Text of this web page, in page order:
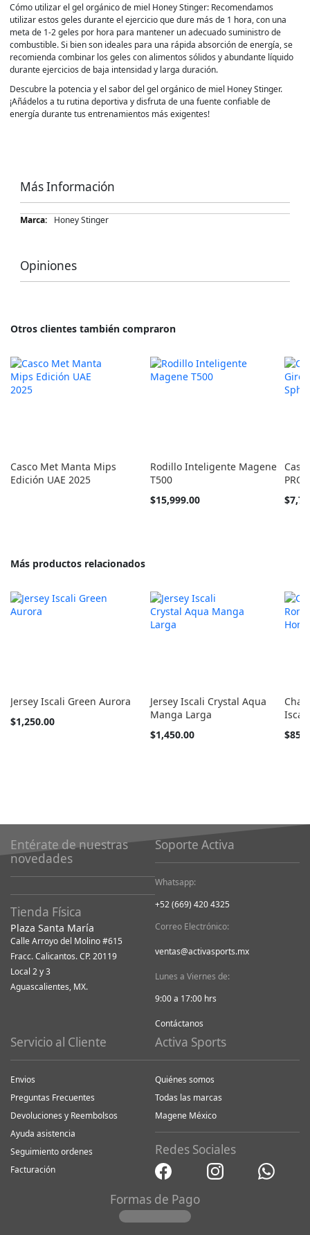
Cómo utilizar el gel orgánico de miel Honey Stinger: Recomendamos
utilizar estos geles durante el ejercicio que dure más de 1 hora, con una
meta de 1-2 geles por hora para mantener un adecuado suministro de
combustible. Si bien son ideales para una rápida absorción de energía, se
recomienda combinar los geles con alimentos sólidos y abundante líquido
durante ejercicios de baja intensidad y larga duración.
Descubre la potencia y el sabor del gel orgánico de miel Honey Stinger.
¡Añádelos a tu rutina deportiva y disfruta de una fuente confiable de
energía durante tus entrenamientos más exigentes!
Más Información
Más
Honey Stinger
Opiniones
Otros clientes también compraron
Casco Met Manta Mips
Edición UAE 2025
Rodillo Inteligente Magene
T500
$15,999.00
PRO
Más productos relacionados
Jersey Iscali Green Aurora
Tan
$1,250.00
Jersey Iscali Crystal Aqua
Manga Larga
Tan
$1,450.00
Tan
Entérate de nuestras
novedades
Tienda Física
Plaza Santa María
Calle Arroyo del Molino #615
Fracc. Calicantos. CP. 20119
Local 2 y 3
Aguascalientes, MX.
Soporte Activa
Whatsapp:
+52 (669) 420 4325
Correo Electrónico:
ventas@activasports.mx
Lunes a Viernes de:
9:00 a 17:00 hrs
Contáctanos
Servicio al Cliente
Envios
Preguntas Frecuentes
Devoluciones y Reembolsos
Ayuda asistencia
Seguimiento ordenes
Facturación
Activa Sports
Quiénes somos
Todas las marcas
Magene México
Redes Sociales
Formas de Pago